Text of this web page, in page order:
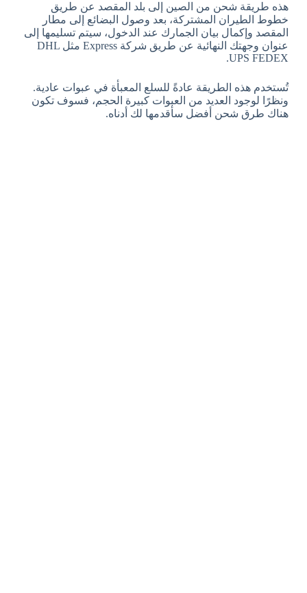
هذه طريقة شحن من الصين إلى بلد المقصد عن طريق
خطوط الطيران المشتركة، بعد وصول البضائع إلى مطار
المقصد وإكمال بيان الجمارك عند الدخول، سيتم تسليمها إلى
عنوان وجهتك النهائية عن طريق شركة Express مثل DHL
UPS FEDEX.
تُستخدم هذه الطريقة عادةً للسلع المعبأة في عبوات عادية.
ونظرًا لوجود العديد من العبوات كبيرة الحجم، فسوف تكون
هناك طرق شحن أفضل سأقدمها لك أدناه.